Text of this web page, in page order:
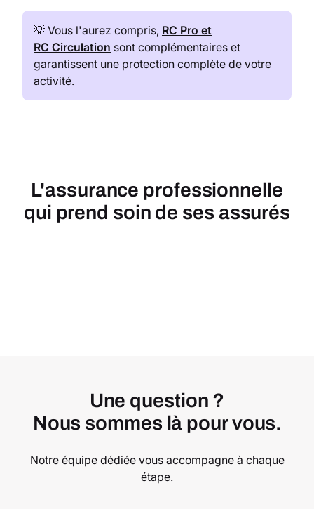
💡 Vous l'aurez compris, RC Pro et
RC Circulation sont complémentaires et
garantissent une protection complète de votre
activité.
L'assurance professionnelle
qui prend soin de ses assurés
Une question ?
Nous sommes là pour vous.
Notre équipe dédiée vous accompagne à chaque
étape.